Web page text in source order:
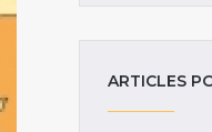
ARTICLES